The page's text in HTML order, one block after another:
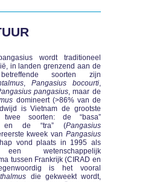
wordt traditioneel
in landen grenzend aan de
soorten zijn
Pangasius bocourti,
pangasius , maar de
domineert (>86% van de
is Vietnam de grootste
soorten: de “basa”
de “tra” (Pangasius
kweek van Pangasius
vond plaats in 1995 als
wetenschappelijk
tussen Frankrijk (CIRAD en
is het vooral
die gekweekt wordt,